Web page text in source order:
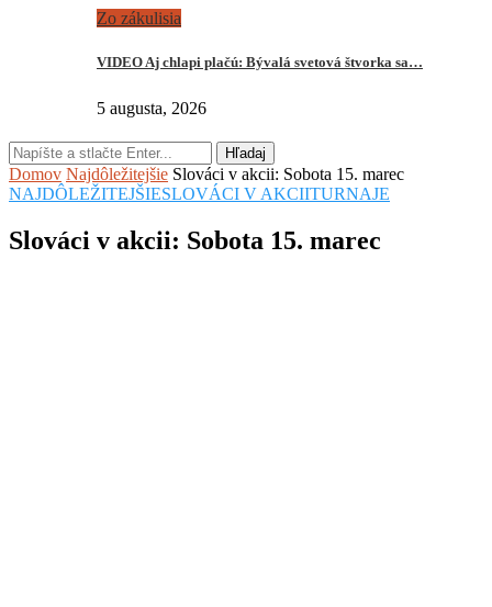
Zo zákulisia
VIDEO Aj chlapi plačú: Bývalá svetová štvorka sa…
5 augusta, 2026
Hľadaj
Domov Najdôležitejšie Slováci v akcii: Sobota 15. marec
NAJDÔLEŽITEJŠIESLOVÁCI V AKCIITURNAJE
Slováci v akcii: Sobota 15. marec